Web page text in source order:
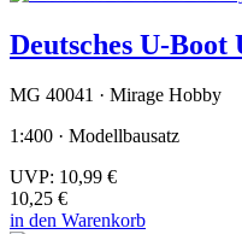
Deutsches U-Boot
MG 40041 · Mirage Hobby
1:400 · Modellbausatz
UVP: 10,99 €
10,25 €
in den Warenkorb